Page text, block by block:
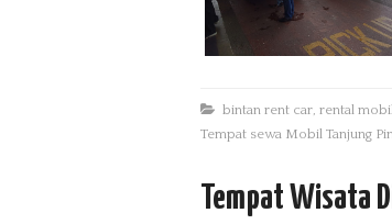
bintan rent car, rental
Tempat sewa Mobil Tanjung
Tempat Wisata